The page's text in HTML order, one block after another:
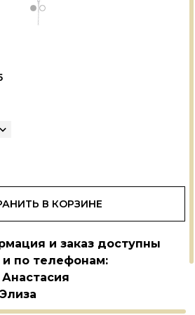
В КОРЗИНЕ
и заказ доступны
и по телефонам:
Анастасия
Элиза